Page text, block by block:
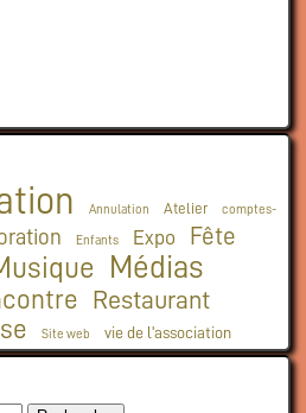
Annulation Atelier comptes-
Enfants Expo Fête
Médias
Restaurant
Site web vie de l'association